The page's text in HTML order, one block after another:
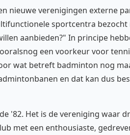
nieuwe verenigingen externe
sportcentra bezocht
aanbieden?" In principe
een voorkeur voor
wat betreft badminton nog
en dat kan dus
'82. Het is de vereniging waar
met een enthousiaste,